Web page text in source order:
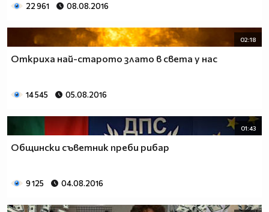
22 961 08.08.2016
02:18
Откриха най-старото злато в света у нас
14 545 05.08.2016
01:43
Общински съветник преби рибар
9 125 04.08.2016